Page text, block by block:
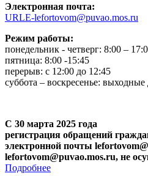
Электронная почта:
URLE-lefortovom@puvao.mos.ru
Режим работы:
понедельник - четверг: 8:00 –
пятница: 8:00 -15:45
перерыв: с 12:00 до 12:45
суббота – воскресенье: выходные
С 30 марта 2025 года
регистрация обращений
электронной почты
lefortovom@puvao.mos.ru, не
Подробнее